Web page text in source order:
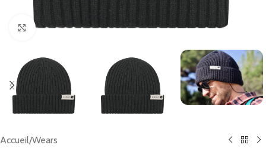
Click to enlarge
Accueil/Wears